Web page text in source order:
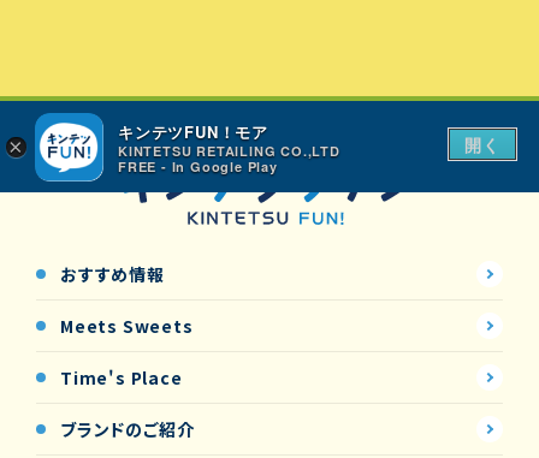
おすすめ情報
Meets Sweets
Time's Place
ブランドのご紹介
×
キンテツFUN！モア
KINTETSU RETAILING CO.,LTD
FREE - In Google Play
開く